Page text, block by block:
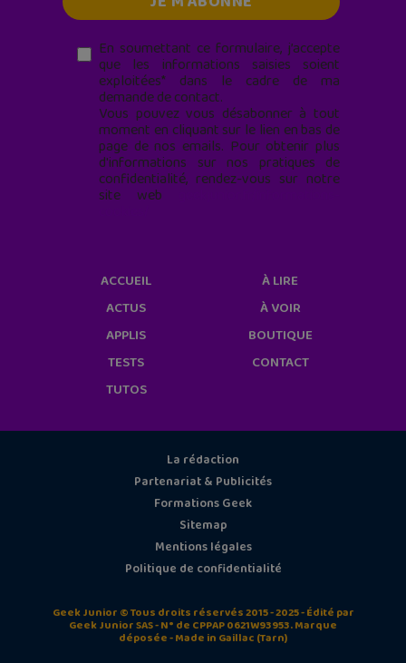
En soumettant ce formulaire, j’accepte
que les informations saisies soient
exploitées* dans le cadre de ma
demande de contact.
Vous pouvez vous désabonner à tout
moment en cliquant sur le lien en bas de
page de nos emails. Pour obtenir plus
d'informations sur nos pratiques de
confidentialité, rendez-vous sur notre
site web
ACCUEIL
ACTUS
APPLIS
TESTS
TUTOS
À LIRE
À VOIR
BOUTIQUE
CONTACT
La rédaction
Partenariat & Publicités
Formations Geek
Sitemap
Mentions légales
Politique de confidentialité
Geek Junior © Tous droits réservés 2015 - 2025 - Édité par
Geek Junior SAS - N° de CPPAP 0621W93953. Marque
déposée - Made in Gaillac (Tarn)